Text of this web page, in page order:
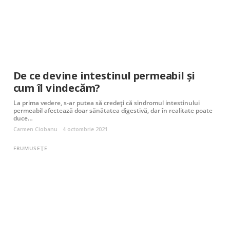
De ce devine intestinul permeabil și
cum îl vindecăm?
La prima vedere, s-ar putea să credeți că sindromul intestinului
permeabil afectează doar sănătatea digestivă, dar în realitate poate
duce…
Carmen Ciobanu 4 octombrie 2021
FRUMUSEȚE